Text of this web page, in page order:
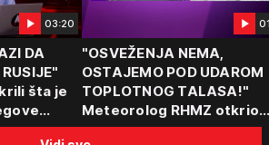
03:20
DA
šta je
"OSVEŽENJA NEMA,
OSTAJEMO POD UDAROM
TOPLOTNOG TALASA!"
Meteorolog RHMZ otkrio
kakvo vreme nas čeka do